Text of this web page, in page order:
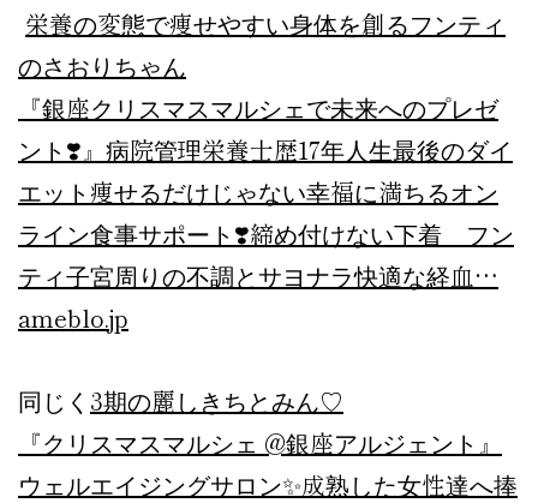
栄養の変態で痩せやすい身体を創るフンティ
のさおりちゃん
『銀座クリスマスマルシェで未来へのプレゼ
ント❣️』 病院管理栄養士歴17年人生最後のダイ
エット痩せるだけじゃない幸福に満ちるオン
ライン食事サポート❣️締め付けない下着 フン
ティ子宮周りの不調とサヨナラ快適な経血…
ameblo.jp
同じく 3期の麗しきちとみん♡
『クリスマスマルシェ @銀座アルジェント』
ウェルエイジングサロン✨成熟した女性達へ捧